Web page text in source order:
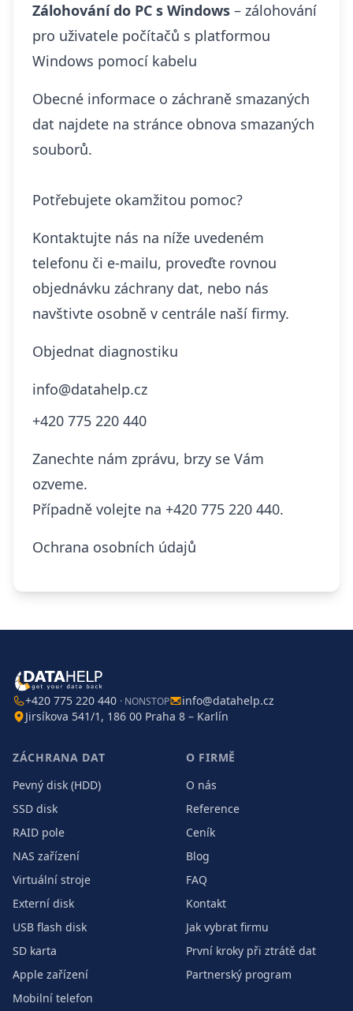
Zálohování do PC s Windows – zálohování
pro uživatele počítačů s platformou
Windows pomocí kabelu
Obecné informace o záchraně smazaných
dat najdete na stránce obnova smazaných
souborů.
Potřebujete okamžitou pomoc?
Kontaktujte nás na níže uvedeném
telefonu či e-mailu, proveďte rovnou
objednávku záchrany dat, nebo nás
navštivte osobně v centrále naší firmy.
Objednat diagnostiku
info@datahelp.cz
+420 775 220 440
Zanechte nám zprávu, brzy se Vám
ozveme.
Případně volejte na +420 775 220 440.
Ochrana osobních údajů
+420 775 220 440 · NONSTOP
info@datahelp.cz
Jirsíkova 541/1, 186 00 Praha 8 – Karlín
ZÁCHRANA DAT
Pevný disk (HDD)
SSD disk
RAID pole
NAS zařízení
Virtuální stroje
Externí disk
USB flash disk
SD karta
Apple zařízení
Mobilní telefon
O FIRMĚ
O nás
Reference
Ceník
Blog
FAQ
Kontakt
Jak vybrat firmu
První kroky při ztrátě dat
Partnerský program